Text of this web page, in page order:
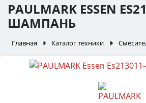
PAULMARK ESSEN
ШАМПАНЬ
Главная Каталог техники